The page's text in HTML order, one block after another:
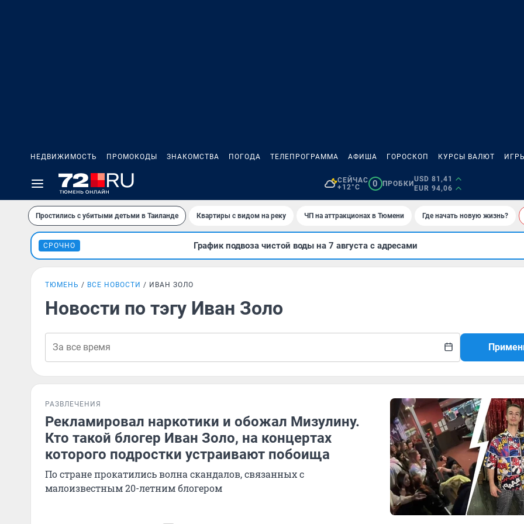
НЕДВИЖИМОСТЬ ПРОМОКОДЫ ЗНАКОМСТВА ПОГОДА ТЕЛЕПРОГРАММА АФИША ГОРОСКОП КУРСЫ ВАЛЮТ
СЕЙЧАС
+12°C
0 ПРОБКИ
USD 81,41
EUR 94,06
Простились с убитыми детьми в Таиланде Квартиры с видом на реку ЧП на аттракционах в Тюмени Где начать новую жизнь?
СРОЧНО График подвоза чистой воды на 7 августа с адресами
ТЮМЕНЬ ВСЕ НОВОСТИ ИВАН ЗОЛО
Новости по тэгу Иван Золо
РАЗВЛЕЧЕНИЯ
Рекламировал наркотики и обожал Мизулину.
Кто такой блогер Иван Золо, на концертах
которого подростки устраивают побоища
По стране прокатились волна скандалов, связанных с
малоизвестным 20-летним блогером